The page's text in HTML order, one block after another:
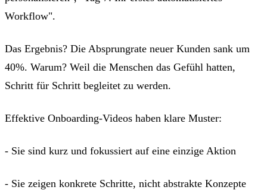
Workflow".
Das Ergebnis? Die Absprungrate neuer Kunden sank um
40%. Warum? Weil die Menschen das Gefühl hatten,
Schritt für Schritt begleitet zu werden.
Effektive Onboarding-Videos haben klare Muster:
- Sie sind kurz und fokussiert auf eine einzige Aktion
- Sie zeigen konkrete Schritte, nicht abstrakte Konzepte